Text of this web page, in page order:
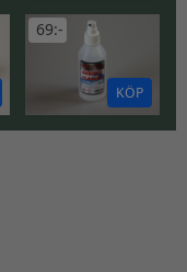
69:-
KÖP